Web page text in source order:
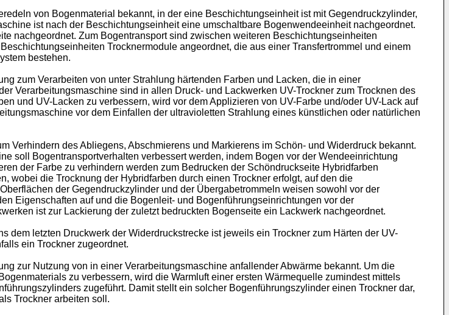
von Bogenmaterial bekannt, in der eine Beschichtungseinheit ist mit Gegendruckzylinder,
ist nach der Beschichtungseinheit eine umschaltbare Bogenwendeeinheit nachgeordnet.
nachgeordnet. Zum Bogentransport sind zwischen weiteren Beschichtungseinheiten
Trocknermodule angeordnet, die aus einer Transfertrommel und einem
bestehen.
zum Verarbeiten von unter Strahlung härtenden Farben und Lacken, die in einer
Verarbeitungsmaschine sind in allen Druck- und Lackwerken UV-Trockner zum Trocknen des
und UV-Lacken zu verbessern, wird vor dem Applizieren von UV-Farbe und/oder UV-Lack auf
vor dem Einfallen der ultravioletten Strahlung eines künstlichen oder natürlichen
Verhindern des Abliegens, Abschmierens und Markierens im Schön- und Widerdruck bekannt.
soll Bogentransportverhalten verbessert werden, indem Bogen vor der Wendeeinrichtung
der Farbe zu verhindern werden zum Bedrucken der Schöndruckseite Hybridfarben
wobei die Trocknung der Hybridfarben durch einen Trockner erfolgt, auf den die
der Gegendruckzylinder und der Übergabetrommeln weisen sowohl vor der
Eigenschaften auf und die Bogenleit- und Bogenführungseinrichtungen vor der
ist zur Lackierung der zuletzt bedruckten Bogenseite ein Lackwerk nachgeordnet.
dem letzten Druckwerk der Widerdruckstrecke ist jeweils ein Trockner zum Härten der UV-
ein Trockner zugeordnet.
zur Nutzung von in einer Verarbeitungsmaschine anfallender Abwärme bekannt. Um die
zu verbessern, wird die Warmluft einer ersten Wärmequelle zumindest mittels
zugeführt. Damit stellt ein solcher Bogenführungszylinder einen Trockner dar,
Trockner arbeiten soll.